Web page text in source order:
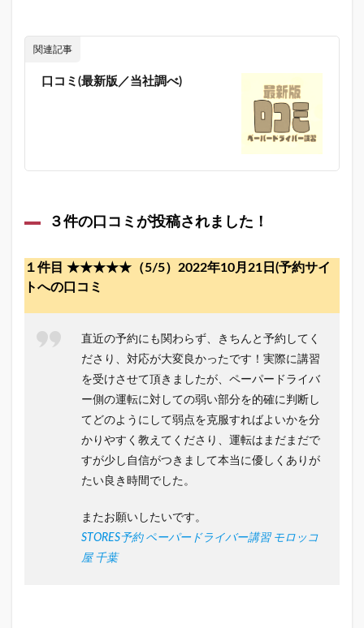
ちら
【全国
も出
紹介
ま
す。
すめ
るペ
関連記事
口コミ(最新版／当社調べ)
３件の口コミが投稿されました！
１件目 ★★★★★（5/5）2022年10月21日(予約サイ
トへの口コミ
直近の予約にも関わらず、きちんと予約してく
ださり、対応が大変良かったです！実際に講習
を受けさせて頂きましたが、ペーパードライバ
ー側の運転に対しての弱い部分を的確に判断し
てどのようにして弱点を克服すればよいかを分
かりやすく教えてくださり、運転はまだまだで
すが少し自信がつきまして本当に優しくありが
たい良き時間でした。
またお願いしたいです。
STORES予約 ペーパードライバー講習 モロッコ
屋 千葉